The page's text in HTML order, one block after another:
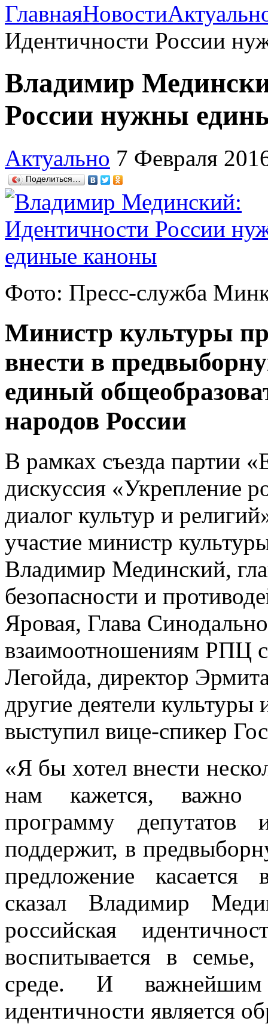
ГлавнаяНовости
Идентичности России
Владимир
России нужны
Актуально 7 Февраля
Поделиться…
Фото: Пресс-служба
Министр культуры
внести в
единый
народов России
В рамках cъезда партии
дискуссия «Укрепление
диалог культур и
участие министр
Владимир Мединский,
безопасности и
Яровая, Глава
взаимоотношениям РПЦ
Легойда, директор
другие деятели
выступил вице-спикер
«Я бы хотел внести
нам кажется, важно
программу депутатов
поддержит, в
предложение касается
сказал Владимир
российская
воспитывается в
среде. И важнейшим
идентичности является